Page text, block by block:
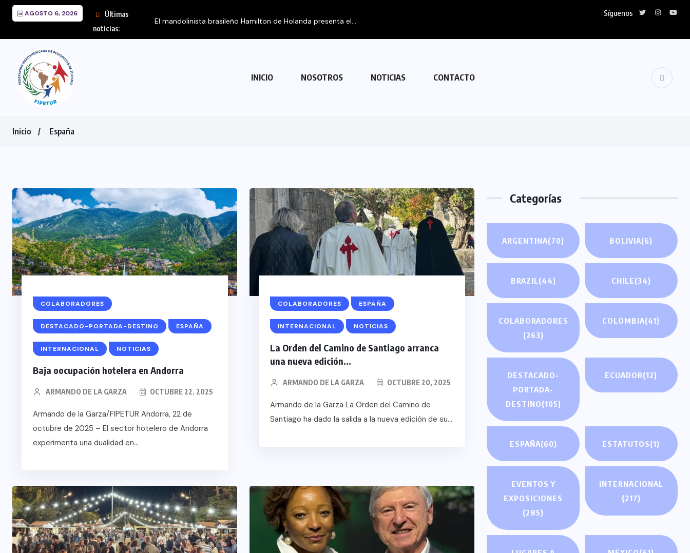
AGOSTO 6, 2026
Últimas
noticias:
Síguenos
INICIO NOSOTROS NOTICIAS CONTACTO
Inicio España
COLABORADORES
DESTACADO-PORTADA-DESTINO ESPAÑA
INTERNACIONAL NOTICIAS
Baja oocupación hotelera en Andorra
ARMANDO DE LA GARZA OCTUBRE 22, 2025
Armando de la Garza/FIPETUR Andorra, 22 de
octubre de 2025 – El sector hotelero de Andorra
experimenta una dualidad en...
COLABORADORES ESPAÑA
INTERNACIONAL NOTICIAS
La Orden del Camino de Santiago arranca
una nueva edición...
ARMANDO DE LA GARZA OCTUBRE 20, 2025
Armando de la Garza La Orden del Camino de
Santiago ha dado la salida a la nueva edición de su...
Categorías
ARGENTINA(70) BOLIVIA(6)
BRAZIL(44) CHILE(34)
COLABORADORES
(263)
COLOMBIA(41)
DESTACADO-
PORTADA-
DESTINO(105)
ECUADOR(12)
ESPAÑA(60) ESTATUTOS(1)
EVENTOS Y
EXPOSICIONES
(285)
INTERNACIONAL
(217)